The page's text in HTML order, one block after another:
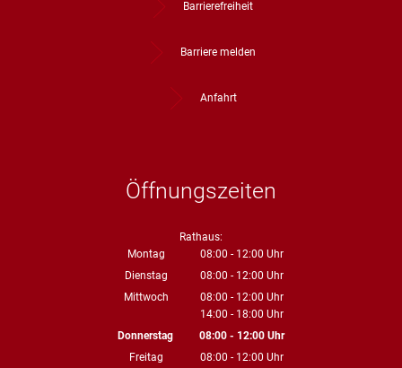
Barrierefreiheit
Barriere melden
Anfahrt
Öffnungszeiten
Rathaus:
Montag
08:00 - 12:00 Uhr
Von 08:00 bis 12:00 Uhr
Dienstag 08:00 - 12:00 Uhr
Von 08:00 bis 12:00 Uhr
Mittwoch 08:00 - 12:00 Uhr
Von 08:00 bis 12:00 Uhr
14:00 - 18:00 Uhr
Von 14:00 bis 18:00 Uhr
Donnerstag 08:00- 12:00Uhr
Von 08:00 bis 12:00 Uhr
Freitag 08:00 - 12:00 Uhr